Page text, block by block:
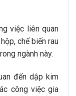
việc liên quan
chế biến rau
ngành này.
đến dập kim
công việc gia